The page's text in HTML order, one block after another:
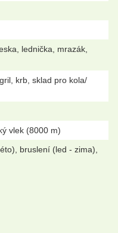
lednička, mrazák,
krb, sklad pro kola/
vlek (8000 m)
bruslení (led - zima),